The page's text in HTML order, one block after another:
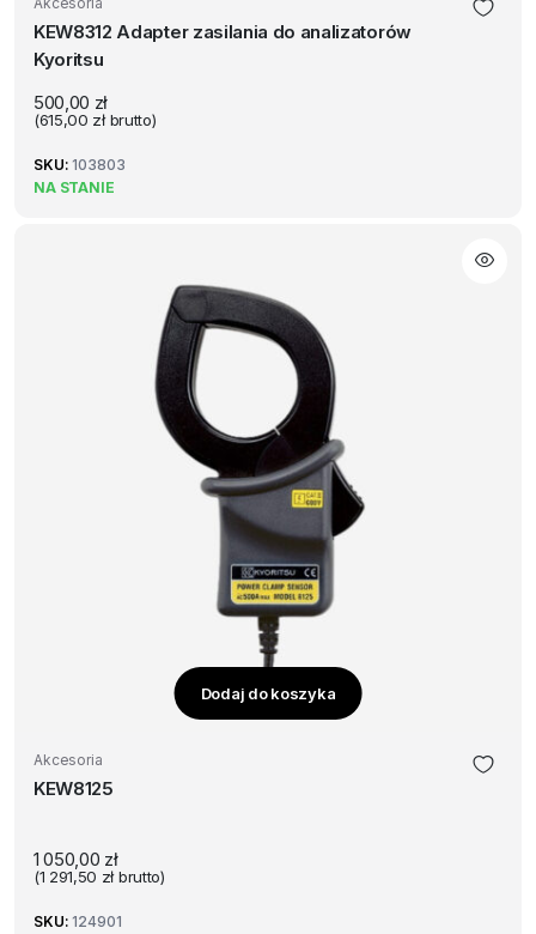
KEW8312 Adapter zasilania do analizatorów
Kyoritsu
500,00 zł
(615,00 złbrutto)
SKU: 103803
NA STANIE
Dodaj do koszyka
Akcesoria
KEW8125
1 050,00 zł
(1 291,50 złbrutto)
SKU: 124901